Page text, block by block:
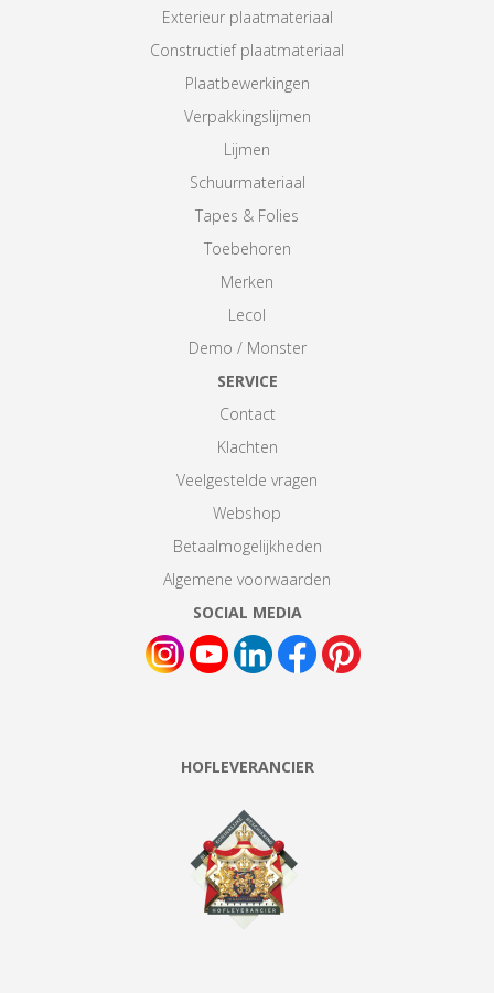
Exterieur plaatmateriaal
Constructief plaatmateriaal
Plaatbewerkingen
Verpakkingslijmen
Lijmen
Schuurmateriaal
Tapes & Folies
Toebehoren
Merken
Lecol
Demo / Monster
SERVICE
Contact
Klachten
Veelgestelde vragen
Webshop
Betaalmogelijkheden
Algemene voorwaarden
SOCIAL MEDIA
HOFLEVERANCIER